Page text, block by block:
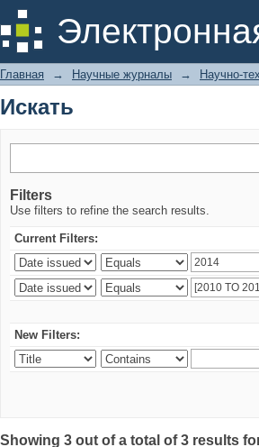
Искать
Главная → Научные журналы → Научно-
Искать
Filters
Use filters to refine the search results.
Current Filters:
New Filters:
Showing 3 out of a total of 3 results